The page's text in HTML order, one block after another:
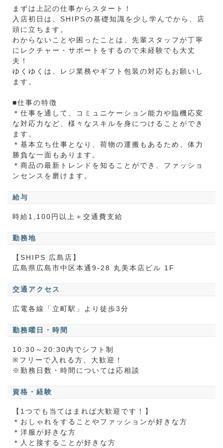
まずは上記の仕事からスタート！
入店初日は、SHIPSの基礎知識を少し学んでから、店
頭に立ちます。
わからないことや困ったことは、先輩スタッフが丁寧
にレクチャー・サポートをするので未経験でも大丈
夫！
ゆくゆくは、レジ業務やギフト包装の対応もお願いし
ます。
■仕事の特徴
＊仕事を通して、コミュニケーション能力や臨機応変
な対応力など、様々なスキルを身につけることができ
ます。
＊基本立ち仕事となり、荷物の運搬もあるため、体力
勝負な一面もあります。
＊商品の最新トレンドを知ることができ、ファッショ
ンセンスを磨けます。
給与
時給1,100円以上＋交通費支給
勤務地
【SHIPS 広島店】
広島県広島市中区本通9-28 丸美本店ビル 1F
交通アクセス
広電各線「立町駅」より徒歩3分
勤務曜日・時間
10:30～20:30内でシフト制
※フリーで入れる方、大歓迎！
※勤務日数・時間については応相談
資格・経験
【1つでも当てはまれば大歓迎です！】
＊おしゃれをすることやファッションが好きな方
＊洋服が好きな方
＊人と接することが好きな方